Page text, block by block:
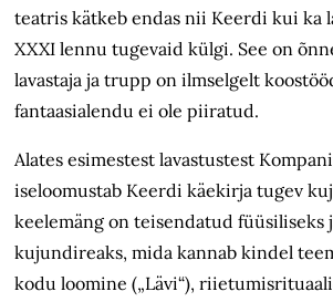
teatris kätkeb endas nii Keerdi kui ka
XXXI lennu tugevaid külgi. See on
lavastaja ja trupp on ilmselgelt
fantaasia­lendu ei ole piiratud.
Alates esimestest lavastustest
iseloomustab Keerdi käekirja tugev
keelemäng on teisendatud füüsiliseks
kujundireaks, mida kannab kindel
kodu loomine („Lävi“),